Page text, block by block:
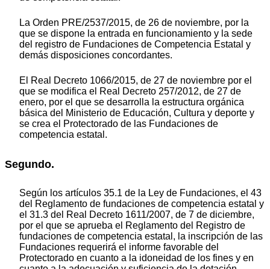
La Orden PRE/2537/2015, de 26 de noviembre, por la
que se dispone la entrada en funcionamiento y la sede
del registro de Fundaciones de Competencia Estatal y
demás disposiciones concordantes.
El Real Decreto 1066/2015, de 27 de noviembre por el
que se modifica el Real Decreto 257/2012, de 27 de
enero, por el que se desarrolla la estructura orgánica
básica del Ministerio de Educación, Cultura y deporte y
se crea el Protectorado de las Fundaciones de
competencia estatal.
Segundo.
Según los artículos 35.1 de la Ley de Fundaciones, el 43
del Reglamento de fundaciones de competencia estatal y
el 31.3 del Real Decreto 1611/2007, de 7 de diciembre,
por el que se aprueba el Reglamento del Registro de
fundaciones de competencia estatal, la inscripción de las
Fundaciones requerirá el informe favorable del
Protectorado en cuanto a la idoneidad de los fines y en